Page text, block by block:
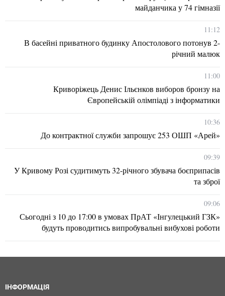
майданчика у 74 гімназії
11:12
В басейні приватного будинку Апостолового потонув 2-
річний малюк
11:00
Криворіжець Денис Ільєнков виборов бронзу на
Європейській олімпіаді з інформатики
10:36
До контрактної служби запрошує 253 ОШП «Арей»
09:39
У Кривому Розі судитимуть 32-річного збувача боєприпасів
та зброї
09:06
Сьогодні з 10 до 17:00 в умовах ПрАТ «Інгулецький ГЗК»
будуть проводитись випробувальні вибухові роботи
ІНФОРМАЦІЯ